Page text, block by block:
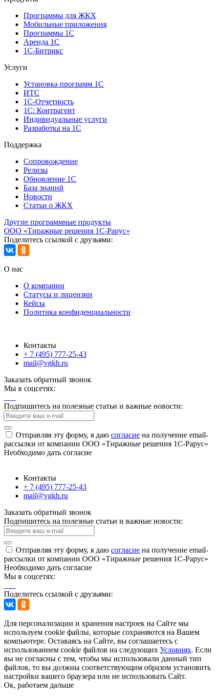
Программы для ЖКХ
Мобильные приложения
Программы 1С
Аренда 1С
1С-Битрикс
Услуги
Установка программ 1С
ИТС
1С-Отчетность
1С: Контрагент
Индивидуальные услуги
Разработка на 1С
Поддержка
Сопровождение
Релизы
Обновление 1С
База знаний
Новости
Статьи о ЖКХ
Другие программные продукты
ООО «Тиражные решения 1С-Рарус»
Поделитесь ссылкой с друзьями:
О нас
О компании
Статусы и лицензии
Кейсы
Политика конфиденциальности
Контакты
+ 7 (495) 777-25-43
mail@vgkh.ru
Заказать обратный звонок
Мы в соцсетях:
Подпишитесь на полезные статьи и важные новости:
Отправляя эту форму, я даю согласие на получение email-
рассылки от компании ООО «Тиражные решения 1С-Рарус»
Необходимо дать согласие
Контакты
+ 7 (495) 777-25-43
mail@vgkh.ru
Заказать обратный звонок
Подпишитесь на полезные статьи и важные новости:
Отправляя эту форму, я даю согласие на получение email-
рассылки от компании ООО «Тиражные решения 1С-Рарус»
Необходимо дать согласие
Мы в соцсетях:
Поделитесь ссылкой с друзьями:
Для персонализации и хранения настроек на Сайте мы
используем cookie файлы, которые сохраняются на Вашем
компьютере. Оставаясь на Сайте, вы соглашаетесь с
использованием cookie файлов на следующих Условиях. Если
вы не согласны с тем, чтобы мы использовали данный тип
файлов, то вы должны соответствующим образом установить
настройки вашего браузера или не использовать Сайт.
Ок, работаем дальше